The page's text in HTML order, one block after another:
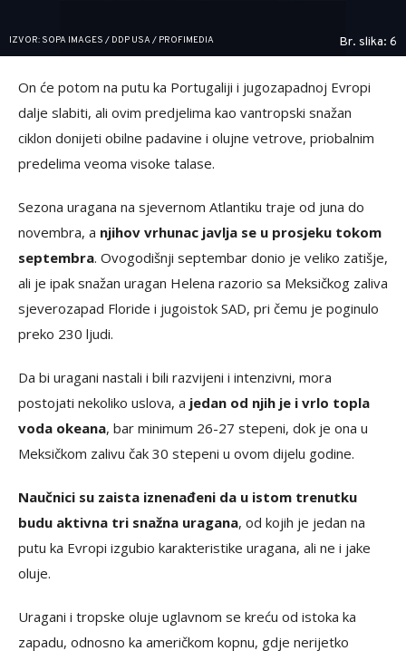
IZVOR: SOPA IMAGES / DDP USA / PROFIMEDIA Br. slika: 6
On će potom na putu ka Portugaliji i jugozapadnoj Evropi
dalje slabiti, ali ovim predjelima kao vantropski snažan
ciklon donijeti obilne padavine i olujne vetrove, priobalnim
predelima veoma visoke talase.
Sezona uragana na sjevernom Atlantiku traje od juna do
novembra, a njihov vrhunac javlja se u prosjeku tokom
septembra. Ovogodišnji septembar donio je veliko zatišje,
ali je ipak snažan uragan Helena razorio sa Meksičkog zaliva
sjeverozapad Floride i jugoistok SAD, pri čemu je poginulo
preko 230 ljudi.
Da bi uragani nastali i bili razvijeni i intenzivni, mora
postojati nekoliko uslova, a jedan od njih je i vrlo topla
voda okeana, bar minimum 26-27 stepeni, dok je ona u
Meksičkom zalivu čak 30 stepeni u ovom dijelu godine.
Naučnici su zaista iznenađeni da u istom trenutku
budu aktivna tri snažna uragana, od kojih je jedan na
putu ka Evropi izgubio karakteristike uragana, ali ne i jake
oluje.
Uragani i tropske oluje uglavnom se kreću od istoka ka
zapadu, odnosno ka američkom kopnu, gdje nerijetko